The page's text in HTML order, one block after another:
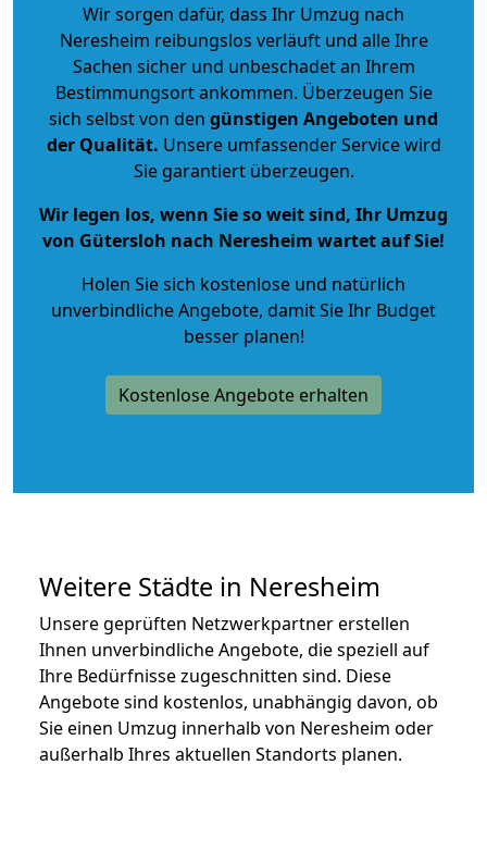
Wir sorgen dafür, dass Ihr Umzug nach
Neresheim reibungslos verläuft und alle Ihre
Sachen sicher und unbeschadet an Ihrem
Bestimmungsort ankommen. Überzeugen Sie
sich selbst von den günstigen Angeboten und
der Qualität. Unsere umfassender Service wird
Sie garantiert überzeugen.
Wir legen los, wenn Sie so weit sind, Ihr Umzug
von Gütersloh nach Neresheim wartet auf Sie!
Holen Sie sich kostenlose und natürlich
unverbindliche Angebote, damit Sie Ihr Budget
besser planen!
Kostenlose Angebote erhalten
Weitere Städte in Neresheim
Unsere geprüften Netzwerkpartner erstellen
Ihnen unverbindliche Angebote, die speziell auf
Ihre Bedürfnisse zugeschnitten sind. Diese
Angebote sind kostenlos, unabhängig davon, ob
Sie einen Umzug innerhalb von Neresheim oder
außerhalb Ihres aktuellen Standorts planen.